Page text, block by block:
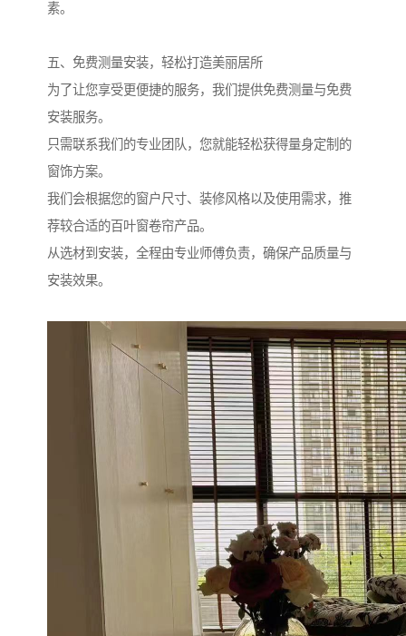
素。
五、免费测量安装，轻松打造美丽居所
为了让您享受更便捷的服务，我们提供免费测量与免费
安装服务。
只需联系我们的专业团队，您就能轻松获得量身定制的
窗饰方案。
我们会根据您的窗户尺寸、装修风格以及使用需求，推
荐较合适的百叶窗卷帘产品。
从选材到安装，全程由专业师傅负责，确保产品质量与
安装效果。